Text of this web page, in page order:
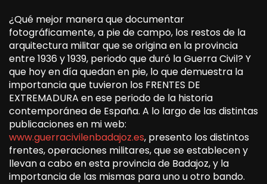
¿Qué mejor manera que documentar
fotográficamente, a pie de campo, los restos de la
arquitectura militar que se origina en la provincia
entre 1936 y 1939, periodo que duró la Guerra Civil? Y
que hoy en día quedan en pie, lo que demuestra la
importancia que tuvieron los FRENTES DE
EXTREMADURA en ese periodo de la historia
contemporánea de España. A lo largo de las distintas
publicaciones en mi web:
www.guerracivilenbadajoz.es, presento los distintos
frentes, operaciones militares, que se establecen y
llevan a cabo en esta provincia de Badajoz, y la
importancia de las mismas para uno u otro bando.